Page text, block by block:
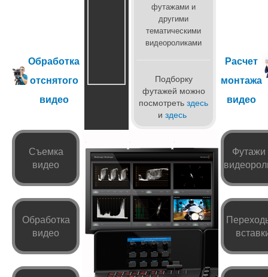
Обработка
отснятого
видео
футажами и
другими
тематическими
видеороликами
Подборку
футажей можно
посмотреть здесь
и здесь
Расчет
монтажа
видео
Съемка
видео
* *
Футажи
Обработка
видео